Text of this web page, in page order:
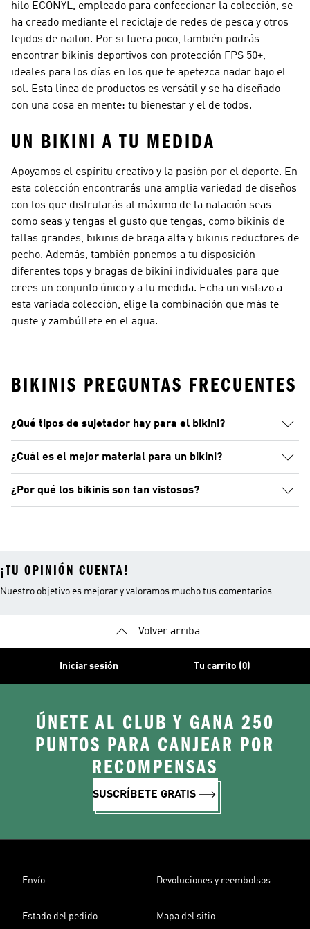
hilo ECONYL, empleado para confeccionar la colección, se
ha creado mediante el reciclaje de redes de pesca y otros
tejidos de nailon. Por si fuera poco, también podrás
encontrar bikinis deportivos con protección FPS 50+,
ideales para los días en los que te apetezca nadar bajo el
sol. Esta línea de productos es versátil y se ha diseñado
con una cosa en mente: tu bienestar y el de todos.
UN BIKINI A TU MEDIDA
Apoyamos el espíritu creativo y la pasión por el deporte. En
esta colección encontrarás una amplia variedad de diseños
con los que disfrutarás al máximo de la natación seas
como seas y tengas el gusto que tengas, como bikinis de
tallas grandes, bikinis de braga alta y bikinis reductores de
pecho. Además, también ponemos a tu disposición
diferentes tops y bragas de bikini individuales para que
crees un conjunto único y a tu medida. Echa un vistazo a
esta variada colección, elige la combinación que más te
guste y zambúllete en el agua.
BIKINIS PREGUNTAS FRECUENTES
¿Qué tipos de sujetador hay para el bikini?
¿Cuál es el mejor material para un bikini?
¿Por qué los bikinis son tan vistosos?
¡TU OPINIÓN CUENTA!
Nuestro objetivo es mejorar y valoramos mucho tus comentarios.
Volver arriba
Iniciar sesión Tu carrito (0)
ÚNETE AL CLUB Y GANA 250
PUNTOS PARA CANJEAR POR
RECOMPENSAS
SUSCRÍBETE GRATIS
Envío Devoluciones y reembolsos
Estado del pedido Mapa del sitio